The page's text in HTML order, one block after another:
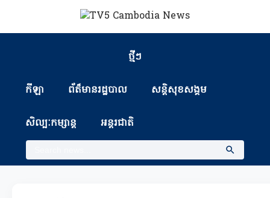
ថ្មីៗ
កីឡា ព័ត៏មានរដ្ឋបាល សន្តិសុខសង្គម
សិល្បៈកម្សាន្ត អន្តរជាតិ